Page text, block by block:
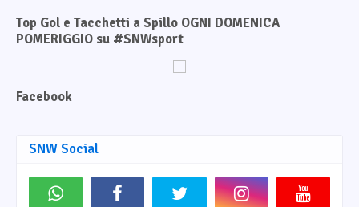
Top Gol e Tacchetti a Spillo OGNI DOMENICA
POMERIGGIO su #SNWsport
Facebook
SNW Social